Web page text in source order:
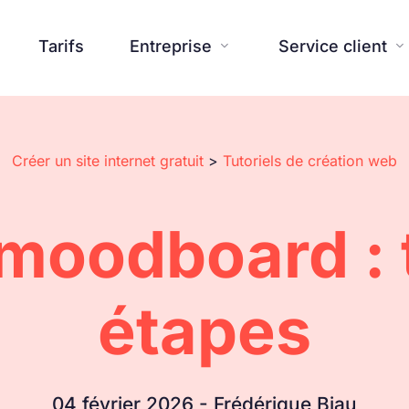
Tarifs Entreprise  Service client 
Site Web  Assistante IA 
Réalisations 
Nouveautés SiteW 
Blog  Centre d'aide
Créer un site internet gratuit > Tutoriels de création web
étapes
04 février 2026 - Frédérique Biau